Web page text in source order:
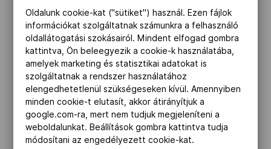
Oldalunk cookie-kat ("sütiket") használ. Ezen fájlok
információkat szolgáltatnak számunkra a felhasználó
oldallátogatási szokásairól. Mindent elfogad gombra
kattintva, Ön beleegyezik a cookie-k használatába,
amelyek marketing és statisztikai adatokat is
szolgáltatnak a rendszer használatához
elengedhetetlenül szükségeseken kívül. Amennyiben
minden cookie-t elutasít, akkor átirányítjuk a
google.com-ra, mert nem tudjuk megjeleníteni a
weboldalunkat. Beállítások gombra kattintva tudja
módosítani az engedélyezett cookie-kat.